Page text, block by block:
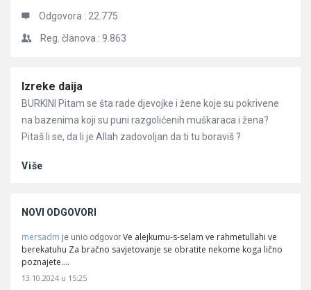
Odgovora : 22.775
Reg. članova : 9.863
Članci
Izreke daija
BURKINI Pitam se šta rade djevojke i žene koje su pokrivene
na bazenima koji su puni razgolićenih muškaraca i žena?
Pitaš li se, da li je Allah zadovoljan da ti tu boraviš ?
Više
NOVI ODGOVORI
mersadm je unio odgovor Ve alejkumu-s-selam ve rahmetullahi ve
berekatuhu Za bračno savjetovanje se obratite nekome koga lično
poznajete.…
13.10.2024 u 15:25